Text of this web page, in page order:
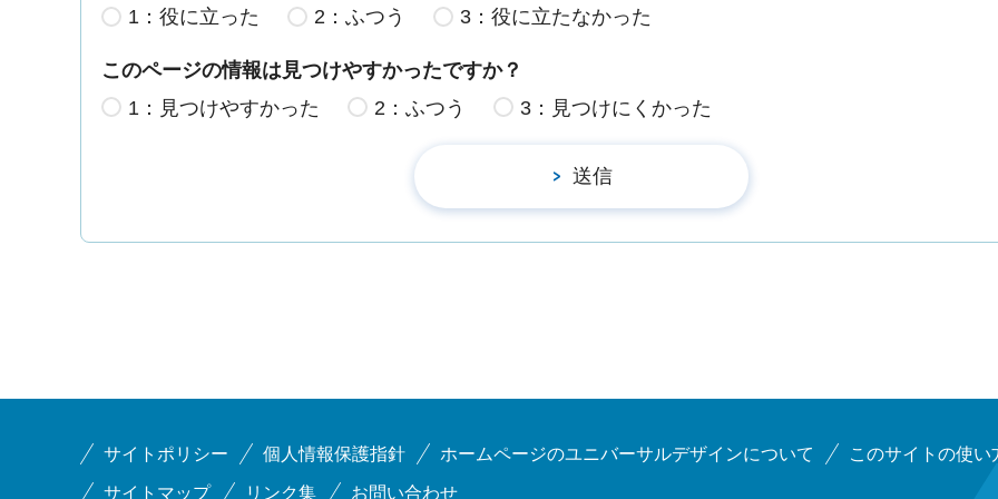
1：役に立った 2：ふつう 3：役に立たなかった
このページの情報は見つけやすかったですか？
1：見つけやすかった
2：ふつう 3：見つけにくかった
サイトポリシー 個人情報保護指針 ホームページのユニバーサルデザインについて このサイトの使い
サイトマップ リンク集 お問い合わせ